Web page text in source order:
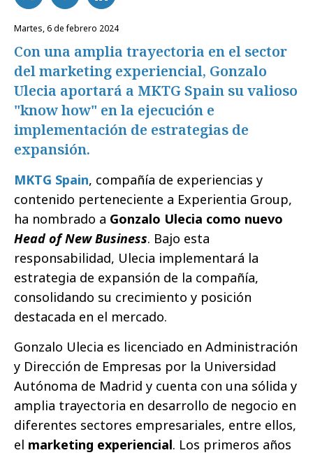
martes, 6 de febrero 2024
Con una amplia trayectoria en el sector
del marketing experiencial, Gonzalo
Ulecia aportará a MKTG Spain su valioso
"know how" en la ejecución e
implementación de estrategias de
expansión.
MKTG Spain, compañía de experiencias y
contenido perteneciente a Experientia Group,
ha nombrado a Gonzalo Ulecia como nuevo
Head of New Business. Bajo esta
responsabilidad, Ulecia implementará la
estrategia de expansión de la compañía,
consolidando su crecimiento y posición
destacada en el mercado.
Gonzalo Ulecia es licenciado en Administración
y Dirección de Empresas por la Universidad
Autónoma de Madrid y cuenta con una sólida y
amplia trayectoria en desarrollo de negocio en
diferentes sectores empresariales, entre ellos,
el marketing experiencial. Los primeros años